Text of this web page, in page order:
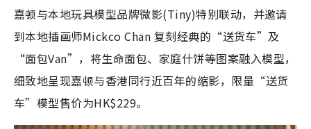
嘉顿与本地玩具模型品牌微影(Tiny)特别联动，并邀请
到本地插画师Mickco Chan 复刻经典的“送货车”及
“面包Van”，将生命面包、家庭什饼等图案融入模型，
细致地呈现嘉顿与香港同行近百年的缩影，限量“送货
车”模型售价为HK$229。